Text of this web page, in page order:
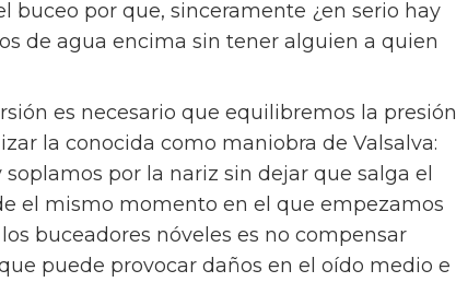
buceo por que, sinceramente ¿en serio hay
de agua encima sin tener alguien a quien
es necesario que equilibremos la presión
la conocida como maniobra de Valsalva:
por la nariz sin dejar que salga el
el mismo momento en el que empezamos
buceadores nóveles es no compensar
puede provocar daños en el oído medio e